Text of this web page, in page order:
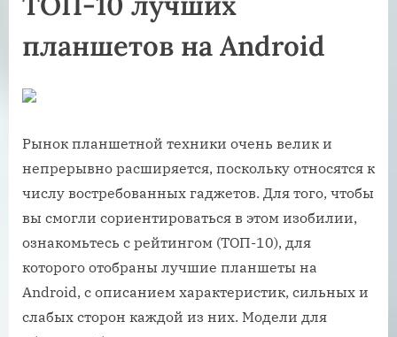
планшетов на Android
Рынок планшетной техники очень велик и
непрерывно расширяется, поскольку относятся к
числу востребованных гаджетов. Для того, чтобы
вы смогли сориентироваться в этом изобилии,
ознакомьтесь с рейтингом (ТОП-10), для
которого отобраны лучшие планшеты на
Android, с описанием характеристик, сильных и
слабых сторон каждой из них. Модели для